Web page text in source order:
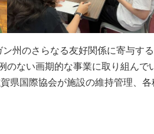
州のさらなる友好関係に寄与す
のない画期的な事業に取り組んで
県国際協会が施設の維持管理、各